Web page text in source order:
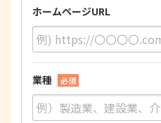
ホームページURL
業種 必須